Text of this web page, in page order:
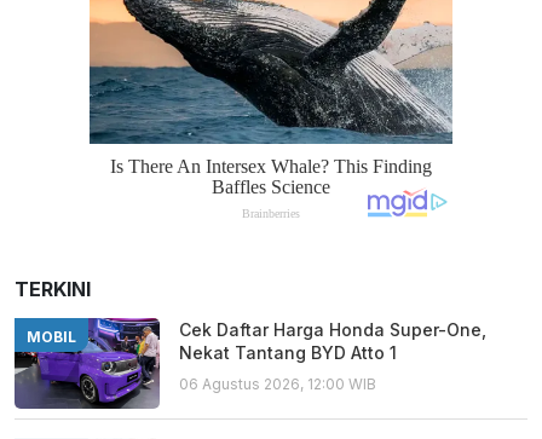
TERKINI
MOBIL
Cek Daftar Harga Honda Super-One,
Nekat Tantang BYD Atto 1
06 Agustus 2026, 12:00 WIB